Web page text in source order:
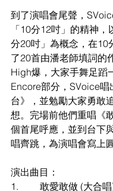
到了演唱會尾聲，
「10分12吋」的精神
分20吋」為概念，在10
了20首由潘老師填詞的
High爆，大家手舞足蹈
Encore部分，SVoice唱
台》，並勉勵大家勇敢
想。完場前他們重唱《
個首尾呼應，並到台下
唱齊跳，為演唱會寫上
演出曲目：
1.
敢愛敢做 (大合